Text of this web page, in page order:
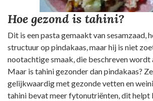
Hoe gezond is tahini?
Dit is een pasta gemaakt van sesamzaad,
structuur op pindakaas, maar hij is niet
nootachtige smaak, die beschreven wordt
Maar is tahini gezonder dan pindakaas?
gelijkwaardig met gezonde vetten en
tahini bevat meer fytonutriënten, dit helpt